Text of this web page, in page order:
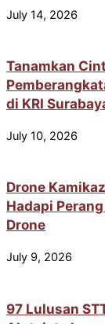
July 14, 2026
Tanamkan
di KRI
July 10, 2026
Drone
Hadapi
Drone
July 9, 2026
97 Lulusan